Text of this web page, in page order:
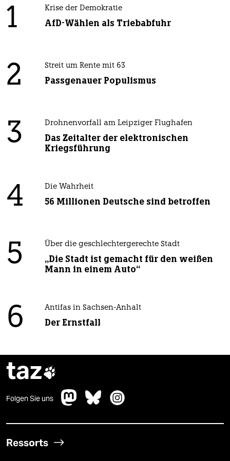
1 Krise der Demokratie
AfD-Wählen als Triebabfuhr
2 Streit um Rente mit 63
Passgenauer Populismus
3 Drohnenvorfall am Leipziger Flughafen
Das Zeitalter der elektronischen
Kriegsführung
4 Die Wahrheit
56 Millionen Deutsche sind betroffen
5 Über die geschlechtergerechte Stadt
„Die Stadt ist gemacht für den weißen
Mann in einem Auto“
6 Antifas in Sachsen-Anhalt
Der Ernstfall
taz
Folgen Sie uns
Ressorts